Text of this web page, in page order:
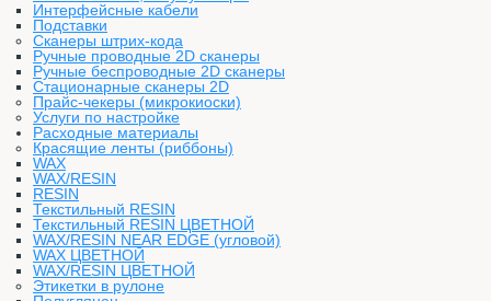
Интерфейсные кабели
Подставки
Сканеры штрих-кода
Ручные проводные 2D сканеры
Ручные беспроводные 2D сканеры
Стационарные сканеры 2D
Прайс-чекеры (микрокиоски)
Услуги по настройке
Расходные материалы
Красящие ленты (риббоны)
WAX
WAX/RESIN
RESIN
Текстильный RESIN
Текстильный RESIN ЦВЕТНОЙ
WAX/RESIN NEAR EDGE (угловой)
WAX ЦВЕТНОЙ
WAX/RESIN ЦВЕТНОЙ
Этикетки в рулоне